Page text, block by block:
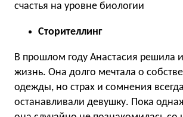
счастья на уровне биологии
Сторителлинг
В прошлом году Анастасия решила
жизнь. Она долго мечтала о
одежды, но страх и сомнения всегда
останавливали девушку. Пока